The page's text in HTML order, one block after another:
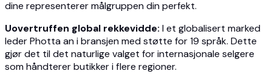
dine representerer målgruppen din perfekt.
Uovertruffen global rekkevidde: I et globalisert marked
leder Photta an i bransjen med støtte for 19 språk. Dette
gjør det til det naturlige valget for internasjonale selgere
som håndterer butikker i flere regioner.